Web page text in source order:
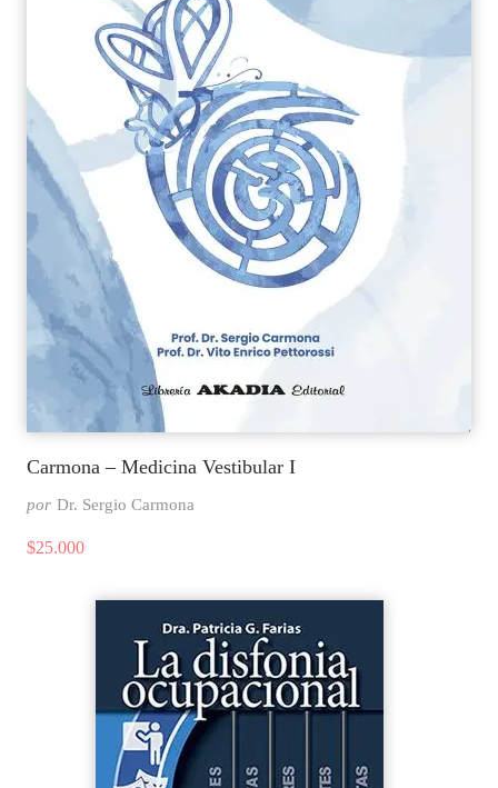
Carmona – Medicina Vestibular I
por Dr. Sergio Carmona
$25.000